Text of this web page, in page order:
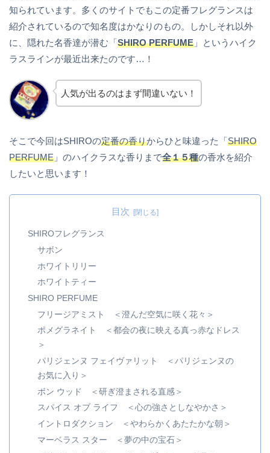
知られています。多くのサイトでもこの定番フレグランスは
紹介されているので知名度はかなりのもの。しかしそれ以外
に、隠れた名香達が潜む「SHIRO PERFUME 」というハイク
ラスラインが最近出来たのです…！
人気が出るのはまず間違いない！
そこで今回はSHIROの定番の香りからひと味違った「SHIRO
PERFUME 」のハイクラスな香りまで全１５種の香水を紹介
したいと思います！
目次
SHIROフレグランス
サボン
ホワイトリリー
ホワイトティー
SHIRO PERFUME
フリージアミスト ＜澄んだ空気に咲く花々＞
ポメグラネイト ＜都会の夜に映える真っ赤なドレス
＞
パリジェンヌ フェイヴァリット ＜パリジェンヌの
お気に入り＞
ボン ウッド ＜研ぎ澄まされる直感＞
スパイス オブ ライフ ＜心の強さとしなやかさ＞
イントロダクション ＜やわらかくあたたかな朝＞
マーベラス スター ＜夢の中の宝石＞